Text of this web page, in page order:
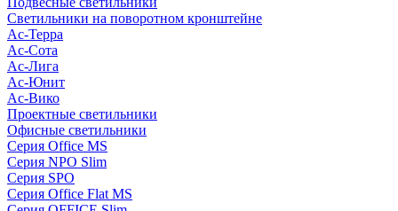
Светильники на поворотном кронштейне
Ас-Терра
Ас-Сота
Ас-Лига
Ас-Юнит
Ас-Вико
Проектные светильники
Офисные светильники
Серия Office MS
Серия NPO Slim
Серия SPO
Серия Office Flat MS